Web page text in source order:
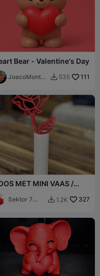
Bear - Valentine's Day
JoacoMontag
 535 111
MET MINI VAAS /
Sektor 7
 1.2K 327